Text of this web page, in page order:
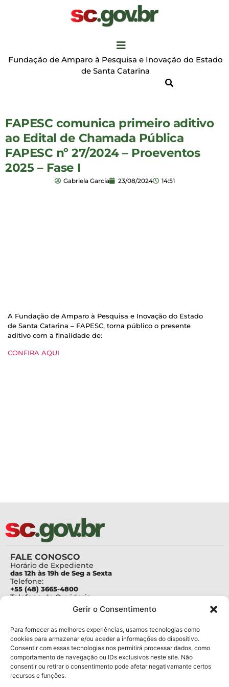
Gerir o Consentimento
Para fornecer as melhores experiências, usamos tecnologias como
cookies para armazenar e/ou aceder a informações do dispositivo.
Consentir com essas tecnologias nos permitirá processar dados, como
comportamento de navegação ou IDs exclusivos neste site. Não
consentir ou retirar o consentimento pode afetar negativamante certos
recursos e funções.
Fundação de Amparo à Pesquisa e Inovação do Estado
de Santa Catarina
FAPESC comunica primeiro aditivo
ao Edital de Chamada Pública
FAPESC nº 27/2024 – Proeventos
2025 – Fase I
Gabriela Garcia 23/08/2024 14:51
A Fundação de Amparo à Pesquisa e Inovação do Estado
de Santa Catarina – FAPESC, torna público o presente
aditivo com a finalidade de:
CONFIRA AQUI
FALE CONOSCO
Horário de Expediente
das 12h às 19h de Seg a Sexta
Telefone:
+55 (48) 3665-4800
Telefone da Ouvidoria
Para assuntos relacionados à Pesquisa
pesquisa@fapesc.sc.gov.br
Para assuntos relacionados à Inovação
inovacao@fapesc.sc.gov.br
Para assuntos relacionados à Bolsas
bolsas@fapesc.sc.gov.br
Para assuntos relacionados à Prestação de Contas